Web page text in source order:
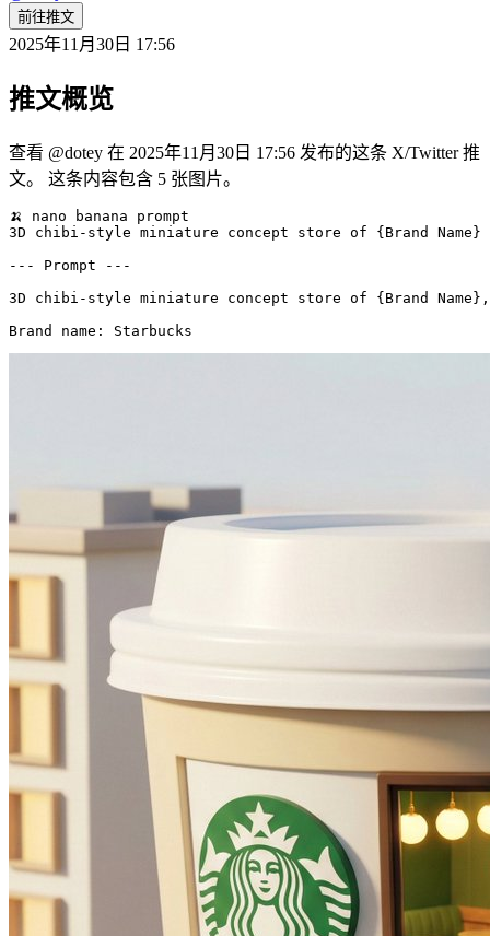
前往推文
2025年11月30日 17:56
推文概览
查看 @dotey 在 2025年11月30日 17:56 发布的这条 X/Twitter 推
文。 这条内容包含 5 张图片。
🍌 nano banana prompt
3D chibi-style miniature concept store of {Brand Name}
--- Prompt ---
3D chibi-style miniature concept store of {Brand
Brand name: Starbucks